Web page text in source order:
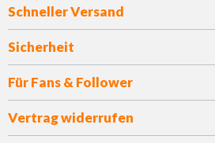
Schneller Versand
Sicherheit
Für Fans & Follower
Vertrag widerrufen